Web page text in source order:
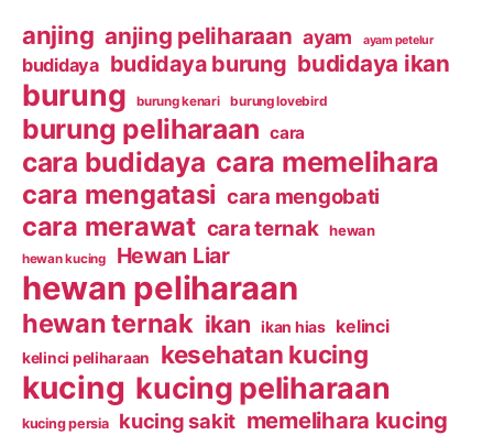
anjing anjing peliharaan ayam ayam petelur
budidaya budidaya burung budidaya ikan
burung burung kenari burung lovebird
burung peliharaan cara
cara budidaya cara memelihara
cara mengatasi cara mengobati
cara merawat cara ternak hewan
hewan kucing Hewan Liar
hewan peliharaan
hewan ternak ikan ikan hias kelinci
kelinci peliharaan kesehatan kucing
kucing kucing peliharaan
kucing persia kucing sakit memelihara kucing